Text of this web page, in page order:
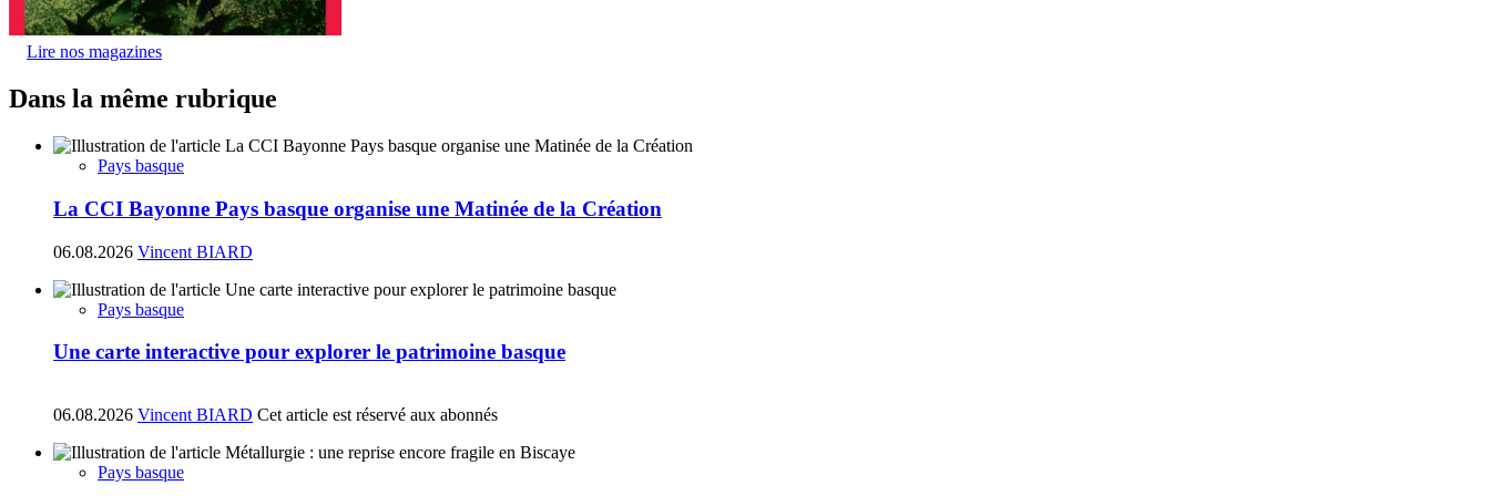
Lire nos magazines
Dans la même rubrique
Pays basque
La CCI Bayonne Pays basque organise une Matinée de la Création
06.08.2026 Vincent BIARD
Pays basque
Une carte interactive pour explorer le patrimoine basque
06.08.2026 Vincent BIARD Cet article est réservé aux abonnés
Pays basque